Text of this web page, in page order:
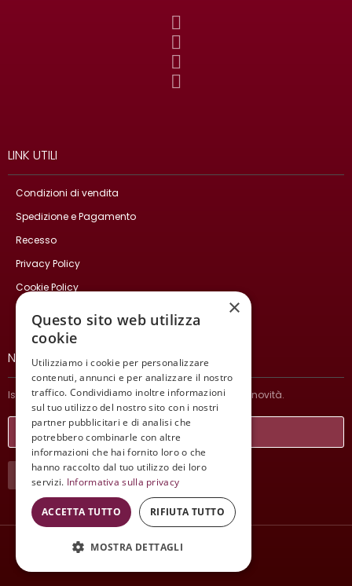
LINK UTILI
Condizioni di vendita
Spedizione e Pagamento
Recesso
Privacy Policy
Cookie Policy
Contatti
NEWSLETTER
Iscriviti per ricevere informazioni sulle nostre ultime novità.
ISCRIVITI
Wine Meeting ER
×
Questo sito web utilizza
cookie
Utilizziamo i cookie per personalizzare
contenuti, annunci e per analizzare il nostro
traffico. Condividiamo inoltre informazioni
sul tuo utilizzo del nostro sito con i nostri
partner pubblicitari e di analisi che
potrebbero combinarle con altre
informazioni che hai fornito loro o che
hanno raccolto dal tuo utilizzo dei loro
servizi. Informativa sulla privacy
ACCETTA TUTTO RIFIUTA TUTTO
MOSTRA DETTAGLI